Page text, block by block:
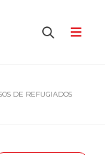
DE REFUGIADOS